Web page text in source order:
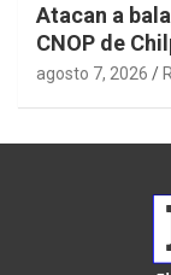
Atacan a
CNOP de
agosto 7, 2026